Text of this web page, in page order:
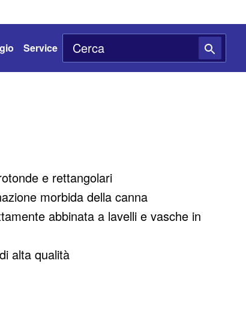
Service
e rettangolari
morbida della canna
abbinata a lavelli e vasche in
alta qualità